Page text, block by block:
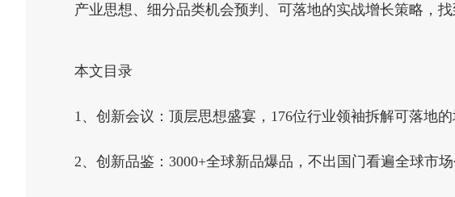
产业思想、细分品类机会预判、可落地的实战增长策略，找
本文目录
1、创新会议：顶层思想盛宴，176位行业领袖拆解可落地
2、创新品鉴：3000+全球新品爆品，不出国门看遍全球市